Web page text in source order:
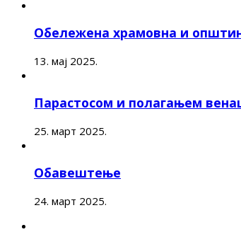
Обележена храмовна и
13. мај 2025.
Парастосом и полагањем
25. март 2025.
Обавештење
24. март 2025.